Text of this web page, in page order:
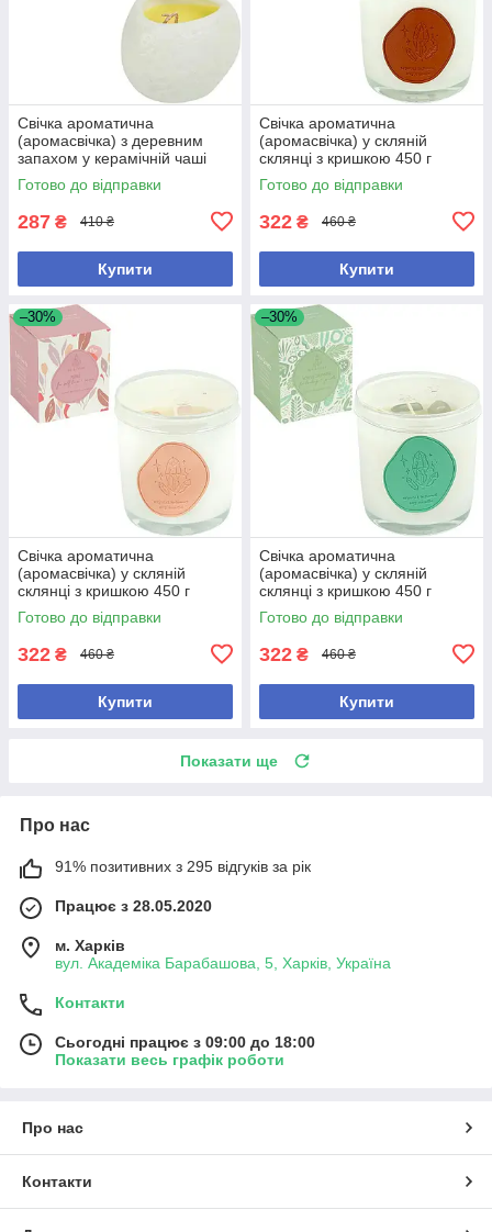
Свічка ароматична
(аромасвічка) з деревним
запахом у керамічній чаші
350 г 8,5*7 см (чистий соєвий
віск) — 100% натуральний
Готово до відправки
287 ₴ 410 ₴
Купити
Свічка ароматична
(аромасвічка) у скляній
склянці з кришкою 450 г
Екзотичний квітковий аромат
(WHISPER OF YLANG) 9×7,5
Готово до відправки
322 ₴ 460 ₴
Купити
–30%
Свічка ароматична
(аромасвічка) у скляній
склянці з кришкою 450 г
Троянда (ROSE) 9×7,5 см
Готово до відправки
322 ₴ 460 ₴
Купити
–30%
Свічка ароматична
(аромасвічка) у скляній
склянці з кришкою 450 г
Білий жасмин (WHITE
JASMINE) 9×7,5 см
Готово до відправки
322 ₴ 460 ₴
Купити
Показати ще
Про нас
91% позитивних з 295 відгуків за рік
Працює з 28.05.2020
м. Харків
вул. Академіка Барабашова, 5, Харків, Україна
Контакти
Сьогодні працює з 09:00 до 18:00
Показати весь графік роботи
Про нас
Контакти